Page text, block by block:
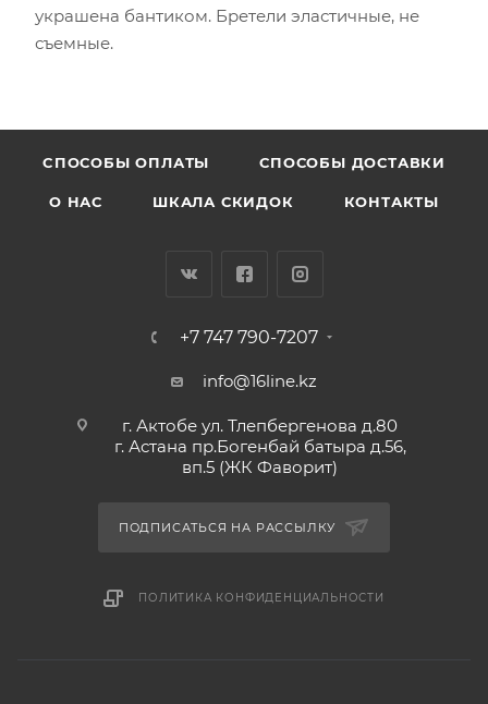
украшена бантиком. Бретели эластичные, не
съемные.
CПОСОБЫ ОПЛАТЫ СПОСОБЫ ДОСТАВКИ
О НАС ШКАЛА СКИДОК КОНТАКТЫ
+7 747 790-7207
info@16line.kz
г. Актобе ул. Тлепбергенова д.80
г. Астана пр.Богенбай батыра д.56,
вп.5 (ЖК Фаворит)
ПОДПИСАТЬСЯ НА РАССЫЛКУ
ПОЛИТИКА КОНФИДЕНЦИАЛЬНОСТИ